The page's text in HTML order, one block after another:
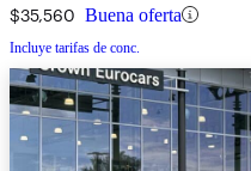
$35,560 Buena oferta
Incluye tarifas de conc.